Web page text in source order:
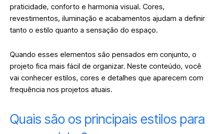
praticidade, conforto e harmonia visual. Cores,
revestimentos, iluminação e acabamentos ajudam a definir
tanto o estilo quanto a sensação do espaço.
Quando esses elementos são pensados em conjunto, o
projeto fica mais fácil de organizar. Neste conteúdo, você
vai conhecer estilos, cores e detalhes que aparecem com
frequência nos projetos atuais.
Quais são os principais estilos para